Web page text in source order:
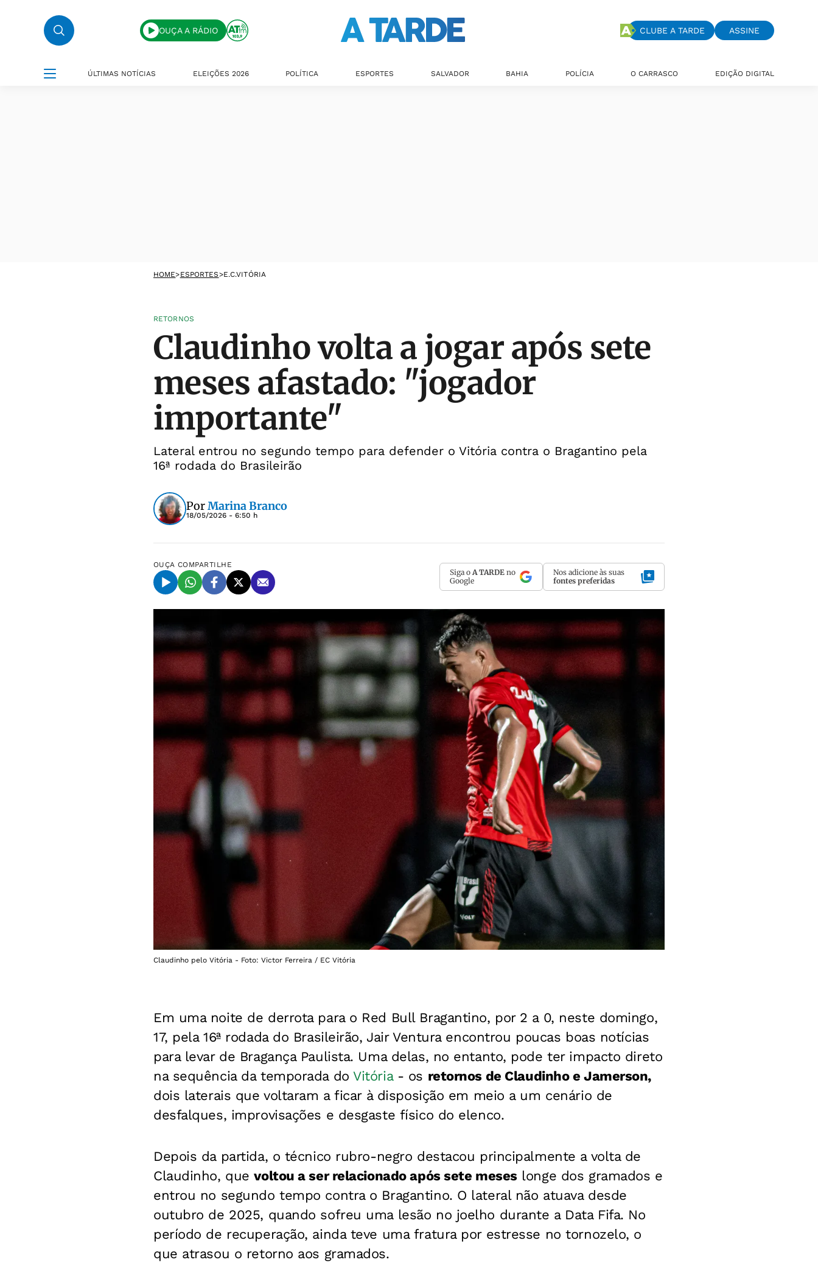
OUÇA A RÁDIO CLUBE A TARDE ASSINE
ÚLTIMAS NOTÍCIAS ELEIÇÕES 2026 POLÍTICA ESPORTES SALVADOR BAHIA POLÍCIA O CARRASCO EDIÇÃO DIGITAL
HOME>ESPORTES>E.C.VITÓRIA
RETORNOS
Claudinho volta a jogar após sete
meses afastado: "jogador
importante"
Lateral entrou no segundo tempo para defender o Vitória contra o Bragantino pela
16ª rodada do Brasileirão
PorMarina Branco
18/05/2026 - 6:50 h
OUÇA COMPARTILHE
Siga o A TARDE no
Google
Nos adicione às suas
fontes preferidas
Claudinho pelo Vitória - Foto: Victor Ferreira / EC Vitória
Em uma noite de derrota para o Red Bull Bragantino, por 2 a 0, neste domingo,
17, pela 16ª rodada do Brasileirão, Jair Ventura encontrou poucas boas notícias
para levar de Bragança Paulista. Uma delas, no entanto, pode ter impacto direto
na sequência da temporada doVitória- os retornos de Claudinho e Jamerson,
dois laterais que voltaram a ficar à disposição em meio a um cenário de
desfalques, improvisações e desgaste físico do elenco.
Depois da partida, o técnico rubro-negro destacou principalmente a volta de
Claudinho, quevoltou a ser relacionado após sete meses longe dos gramados e
entrou no segundo tempo contra o Bragantino. O lateral não atuava desde
outubro de 2025, quando sofreu uma lesão no joelho durante a Data Fifa. No
período de recuperação, ainda teve uma fratura por estresse no tornozelo, o
que atrasou o retorno aos gramados.